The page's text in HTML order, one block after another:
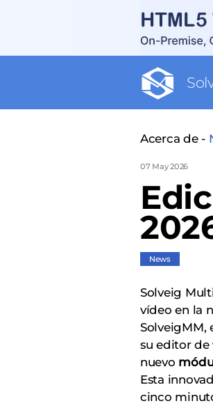
Acerca de -
07 May 2026
News
Solveig
vídeo en la
SolveigMM,
su editor de
nuevo
Esta
cinco